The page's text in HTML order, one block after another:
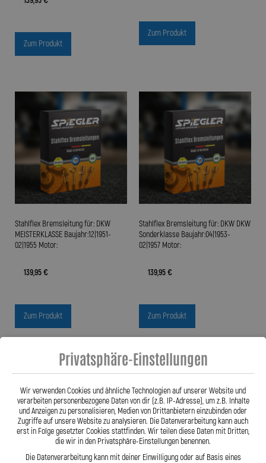
Zum Produkt
Zum Produkt
Stahlflex Bremsleitung für: DKW
MEISTERKLASSE Baujahr:12|1951-
02|1955 Motor:
139,95 €
Zum Produkt
Stahlflex Bremsleitung für: DKW DKW
Sonderklasse Baujahr:04|1953-
02|1957 Motor:
139,95 €
Zum Produkt
Privatsphäre-Einstellungen
Wir verwenden Cookies und ähnliche Technologien auf unserer Website und
verarbeiten personenbezogene Daten von dir (z.B. IP-Adresse), um z.B. Inhalte
und Anzeigen zu personalisieren, Medien von Drittanbietern einzubinden oder
Zugriffe auf unsere Website zu analysieren. Die Datenverarbeitung kann auch
erst in Folge gesetzter Cookies stattfinden. Wir teilen diese Daten mit Dritten,
die wir in den Privatsphäre-Einstellungen benennen.
Die Datenverarbeitung kann mit deiner Einwilligung oder auf Basis eines